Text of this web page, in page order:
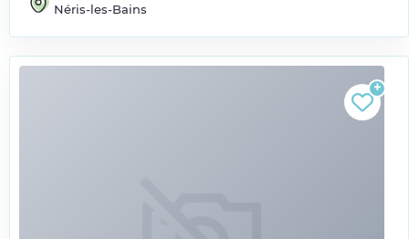
Néris-les-Bains